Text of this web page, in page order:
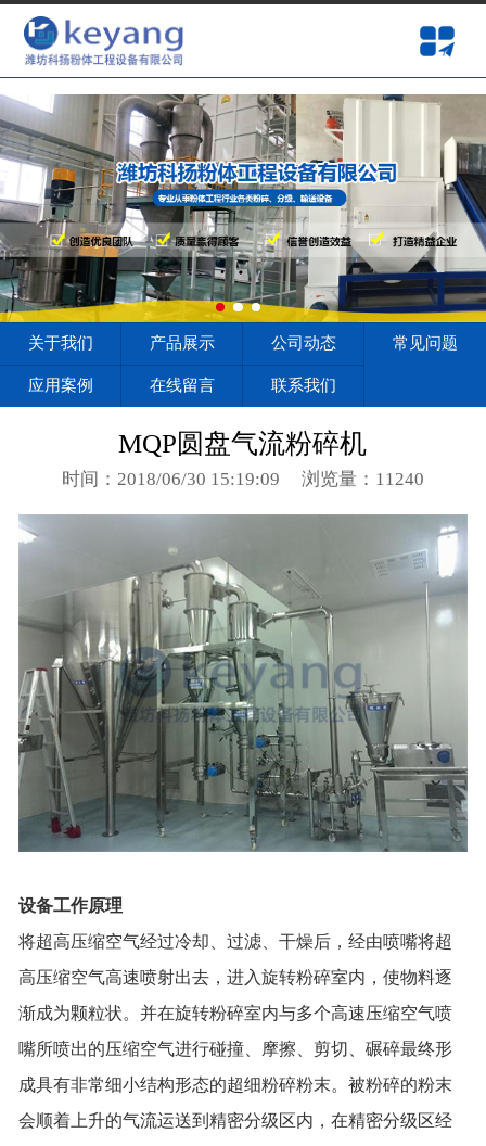
onclick=""
关于我们
产品展示
公司动态
常见问题
应用案例
关于我们 产品展示 公司动态 常见问题
应用案例 在线留言 联系我们
MQP圆盘气流粉碎机
时间：2018/06/30 15:19:09 浏览量：11240
设备工作原理
将超高压缩空气经过冷却、过滤、干燥后，经由喷嘴将超
高压缩空气高速喷射出去，进入旋转粉碎室内，使物料逐
渐成为颗粒状。并在旋转粉碎室内与多个高速压缩空气喷
嘴所喷出的压缩空气进行碰撞、摩擦、剪切、碾碎最终形
成具有非常细小结构形态的超细粉碎粉末。被粉碎的粉末
会顺着上升的气流运送到精密分级区内，在精密分级区经